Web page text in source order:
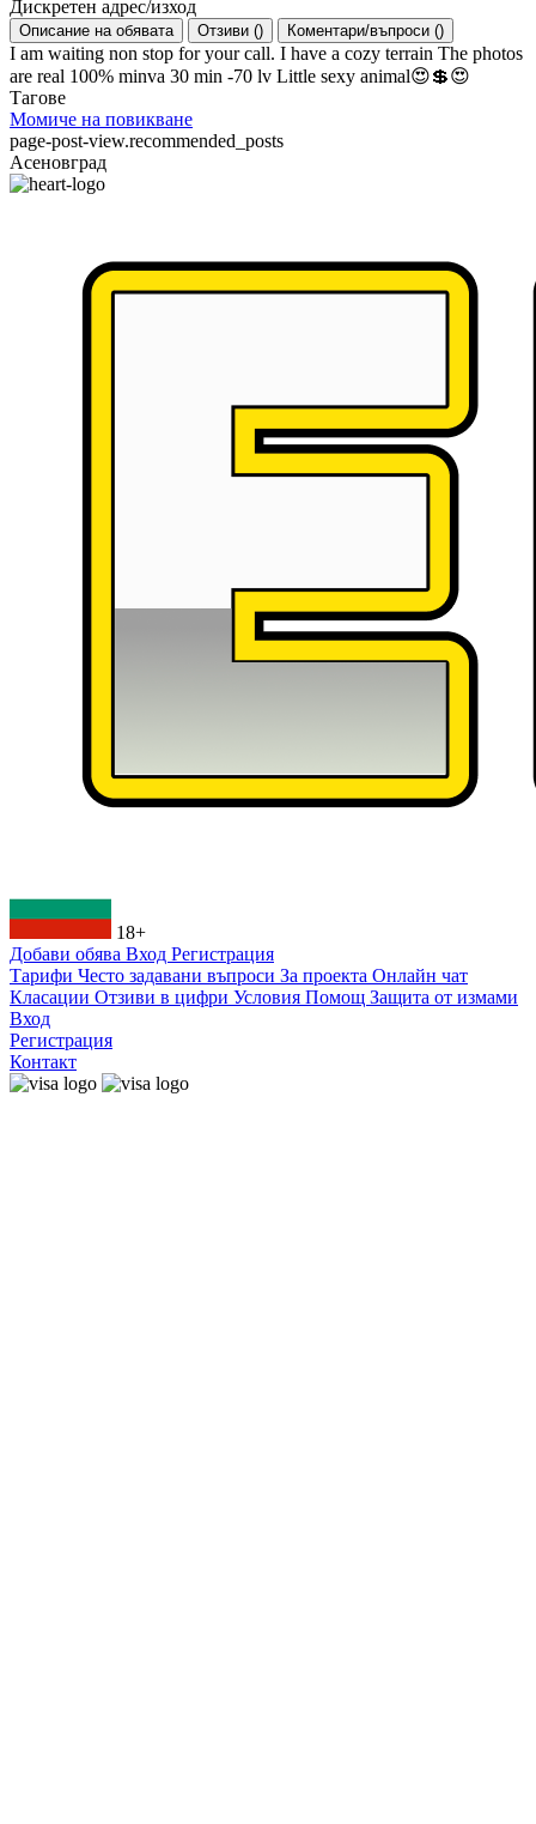
Дискретен адрес/изход
Описание на обявата Отзиви () Коментари/въпроси ()
I am waiting non stop for your call. I have a cozy terrain The photos
are real 100% minva 30 min -70 lv Little sexy animal😍💲😍
Тагове
Момиче на повикване
page-post-view.recommended_posts
Асеновград
18+
Добави обява Вход Регистрация
Тарифи Често задавани въпроси За проекта Онлайн чат
Класации Отзиви в цифри Условия Помощ Защита от измами
Вход
Регистрация
Контакт